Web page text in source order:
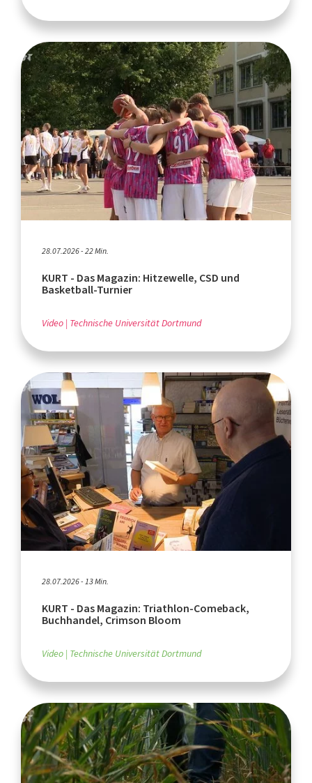
28.07.2026 - 22 Min.
KURT - Das Magazin: Hitzewelle, CSD und
Basketball-Turnier
Video Technische Universität Dortmund
28.07.2026 - 13 Min.
KURT - Das Magazin: Triathlon-Comeback,
Buchhandel, Crimson Bloom
Video Technische Universität Dortmund